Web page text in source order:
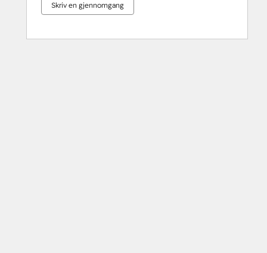
Skriv en gjennomgang